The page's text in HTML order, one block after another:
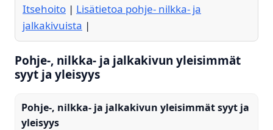
Itsehoito | Lisätietoa pohje- nilkka- ja
jalkakivuista |
Pohje-, nilkka- ja jalkakivun yleisimmät
syyt ja yleisyys
Pohje-, nilkka- ja jalkakivun yleisimmät syyt ja
yleisyys